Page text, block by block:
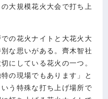
大規模花火大会で打ち上
の花火ナイトと大花火大
な思いがある。齊木智社
にしている花火の一つ。
の現場でもあります」と
う特殊な打ち上げ場所で